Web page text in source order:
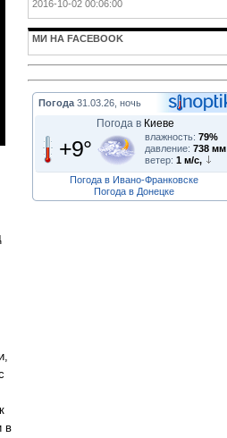
в
2016-10-02 00:06:00
МИ НА FACEBOOK
Погода 31.03.26, ночь
Погода в Киеве
+9° влажность: 79%
давление: 738 мм
ветер: 1 м/с,
Погода в Ивано-Франковске
Погода в Донецке